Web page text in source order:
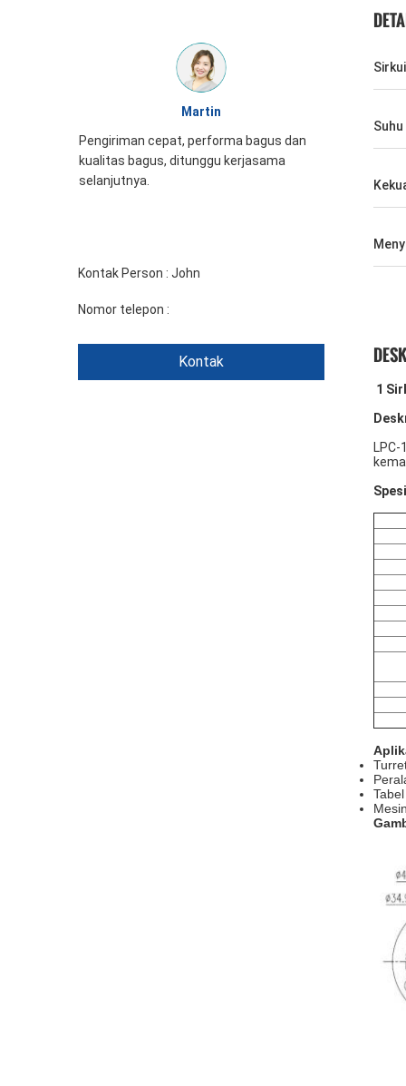
Tampilan slip ring JINPAT bagus, packing
rapi, pelayanan antusias, perlu datang lagi
Kontak Person : John
Nomor telepon :
Kontak
1